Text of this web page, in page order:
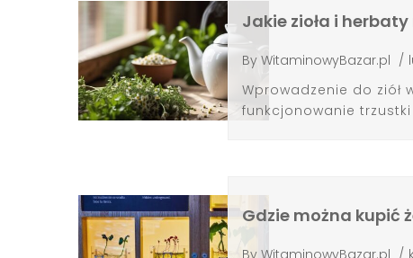
Jakie zioła i
ByWitaminowyBazar.pl /
Wprowadzenie do ziół
funkcjonowanie
Gdzie można kupić